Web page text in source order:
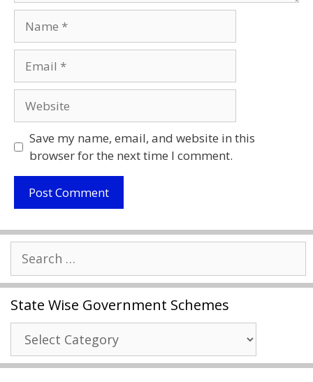
Save my name, email, and website in this
browser for the next time I comment.
Search
for:
State Wise Government Schemes
State
Wise
Government